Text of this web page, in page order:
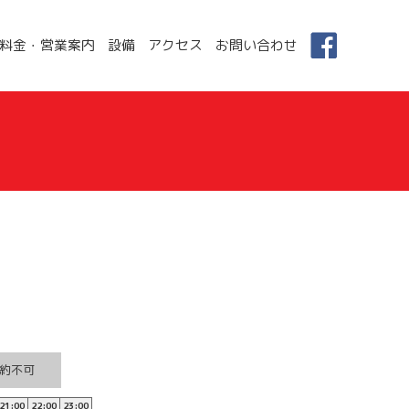
料金・営業案内 設備 アクセス お問い合わせ
不可
21:00 22:00 23:00